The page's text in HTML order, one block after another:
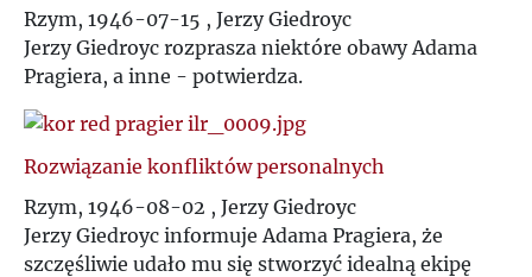
Rzym, 1946-07-15 , Jerzy Giedroyc
Jerzy Giedroyc rozprasza niektóre obawy Adama
Pragiera, a inne - potwierdza.
Rozwiązanie konfliktów personalnych
Rzym, 1946-08-02 , Jerzy Giedroyc
Jerzy Giedroyc informuje Adama Pragiera, że
szczęśliwie udało mu się stworzyć idealną ekipę